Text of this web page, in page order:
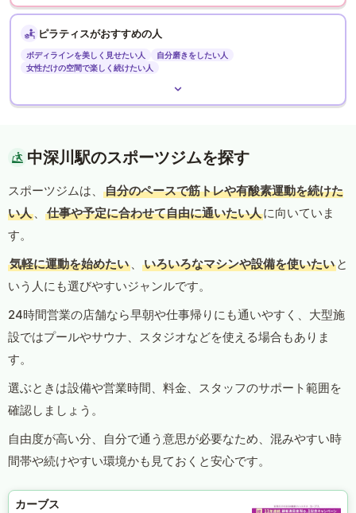
ピラティスがおすすめの人
ボディラインを美しく見せたい人
自分磨きをしたい人
女性だけの空間で楽しく続けたい人
中深川駅のスポーツジムを探す
スポーツジムは、
自分のペースで筋トレや有酸素運動を続けた
い人 、 仕事や予定に合わせて自由に通いたい人に向いていま
す。
気軽に運動を始めたい 、 いろいろなマシンや設備を使いたい と
いう人にも選びやすいジャンルです。
24時間営業の店舗なら早朝や仕事帰りにも通いやすく、大型施
設ではプールやサウナ、スタジオなどを使える場合もありま
す。
選ぶときは設備や営業時間、料金、スタッフのサポート範囲を
確認しましょう。
自由度が高い分、自分で通う意思が必要なため、混みやすい時
間帯や続けやすい環境かも見ておくと安心です。
カーブス